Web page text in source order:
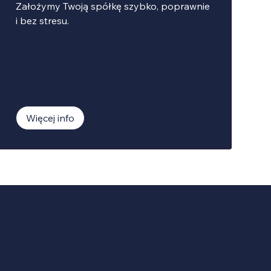
Założymy Twoją spółkę szybko, poprawnie
i bez stresu.
Więcej info